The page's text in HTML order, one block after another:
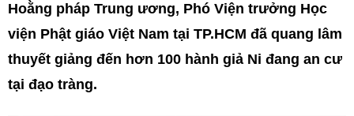
Hoằng pháp Trung ương, Phó Viện trưởng Học
viện Phật giáo Việt Nam tại TP.HCM đã quang lâm
thuyết giảng đến hơn 100 hành giả Ni đang an cư
tại đạo tràng.